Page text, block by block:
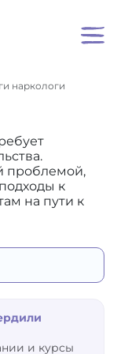
наркологи
проблемой,
к
на пути к
и курсы